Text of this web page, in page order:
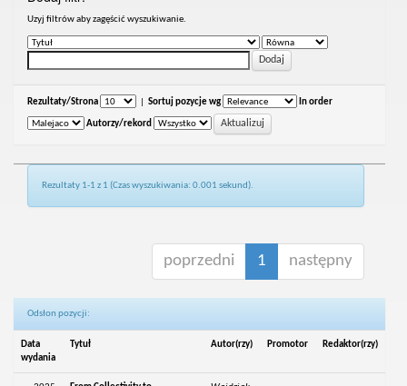
Uzyj filtrów aby zagęścić wyszukiwanie.
Rezultaty/Strona Sortuj pozycje wg In order
Autorzy/rekord
Rezultaty 1-1 z 1 (Czas wyszukiwania: 0.001 sekund).
poprzedni 1 następny
Odsłon pozycji:
Data
wydania
Tytuł Autor(rzy) Promotor Redaktor(rzy)